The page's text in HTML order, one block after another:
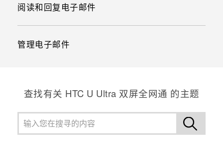
阅读和回复电子邮件
管理电子邮件
查找有关 HTC U Ultra 双屏全网通 的主题